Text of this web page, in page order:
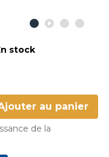
stock
au panier
de la